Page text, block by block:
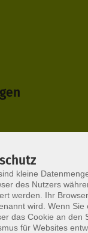
für Sie
kleine
des Nutzers
werden. Ihr
wird. Wenn
das Cookie an den
für Websites